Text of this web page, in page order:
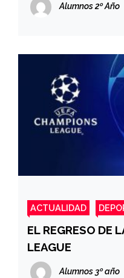
Alumnos 2º Año
ACTUALIDAD
EL REGRESO DE
LEAGUE
Alumnos 3º año